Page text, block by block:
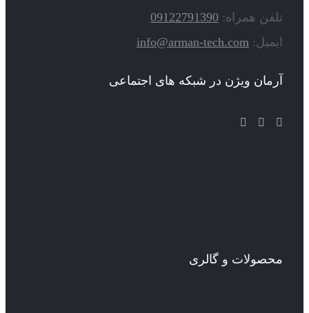
تلفن همراه: 09122791390
ایمیل: info@arman-tech.com
آرمان ویژن در شبکه های اجتماعی
محصولات و گالری